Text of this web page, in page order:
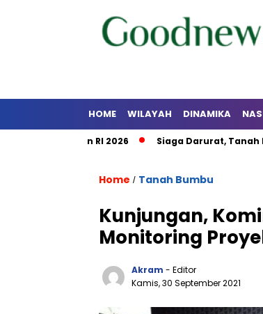
HOME WILAYAH DINAMIKA
dan RI 2026 Siaga Darurat, Tanah Bumbu
Home / Tanah Bumbu
Kunjungan,
Monitoring
Akram - Editor
Kamis, 30 September 2021